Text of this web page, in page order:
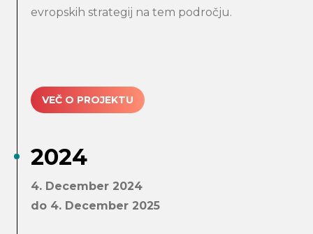
evropskih strategij na tem področju.
VEČ O PROJEKTU
2024
4. December 2024
do 4. December 2025